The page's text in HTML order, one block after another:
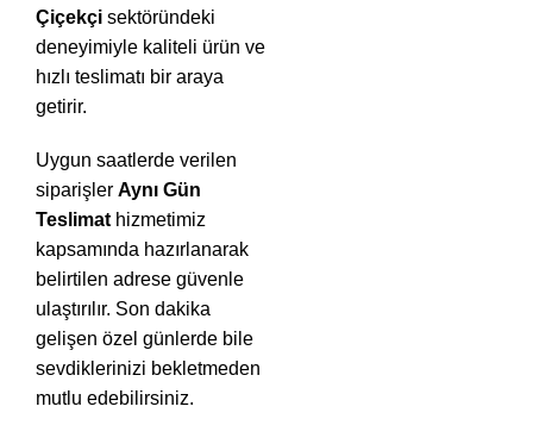
Çiçekçi sektöründeki
deneyimiyle kaliteli ürün ve
hızlı teslimatı bir araya
getirir.
Uygun saatlerde verilen
siparişler Aynı Gün
Teslimat hizmetimiz
kapsamında hazırlanarak
belirtilen adrese güvenle
ulaştırılır. Son dakika
gelişen özel günlerde bile
sevdiklerinizi bekletmeden
mutlu edebilirsiniz.